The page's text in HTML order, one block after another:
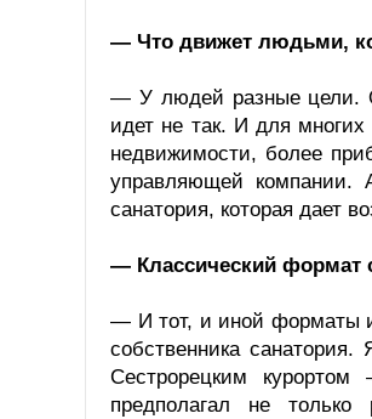
— Что движет людьми,
— У людей разные цели.
идет не так. И для
недвижимости, более
управляющей компании.
санатория, которая дает
— Классический формат
— И тот, и иной форматы
собственника
Сестрорецким
предполагал не